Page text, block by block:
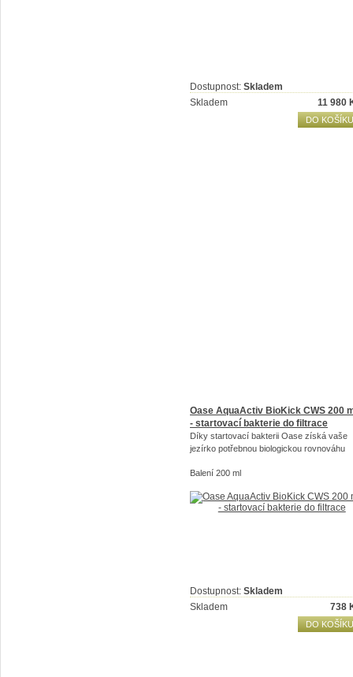
Dostupnost: Skladem
Skladem
11 980
DO KOŠÍKU
Oase AquaActiv BioKick CWS 200
- startovací bakterie do filtrace
Díky startovací bakterii Oase získá vaše
jezírko potřebnou biologickou rovnováhu
Balení 200 ml
Dostupnost: Skladem
Skladem
738
DO KOŠÍKU